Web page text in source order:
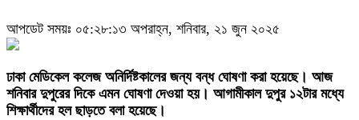
আপডেট সময়ঃ ০৫:২৮:১৩ অপরাহ্ন, শনিবার, ২১ জুন ২০২৫
‎ঢাকা মেডিকেল কলেজ অনির্দিষ্টকালের জন্য বন্ধ ঘোষণা করা হয়েছে। আজ
শনিবার দুপুরের দিকে এমন ঘোষণা দেওয়া হয়। আগামীকাল দুপুর ১২টার মধ্যে
শিক্ষার্থীদের হল ছাড়তে বলা হয়েছে।